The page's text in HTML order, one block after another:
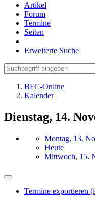
Artikel
Forum
Termine
Seiten
Erweiterte Suche
BFC-Online
Kalender
Dienstag, 14.
Montag, 13.
Heute
Mittwoch, 15.
Termine exportieren